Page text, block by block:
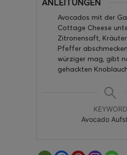
ANLEITUNGEN
Avocados mit der
Cottage Cheese
Zitronensaft,
Pfeffer
würziger mag, gibt
gehackten
KEYWORD
Avocado